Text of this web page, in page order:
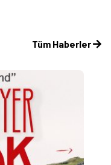
Tüm Haberler